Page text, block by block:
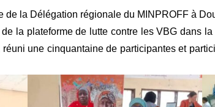
la Délégation régionale du MINPROFF à
la plateforme de lutte contre les VBG dans
une cinquantaine de participantes et